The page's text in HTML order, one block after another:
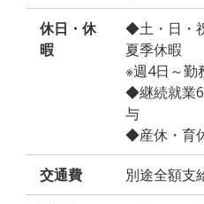
休日・休
暇
◆土・日・
夏季休暇
※週4日～勤
◆継続就業
与
◆産休・育
交通費 別途全額支